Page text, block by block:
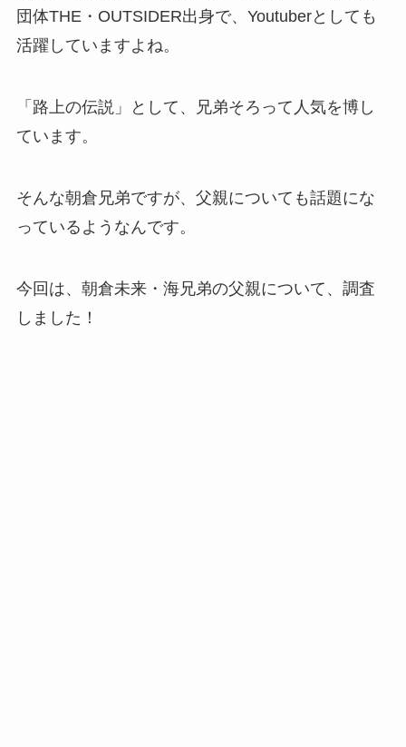
団体THE・OUTSIDER出身で、Youtuberとしても
活躍していますよね。
「路上の伝説」として、兄弟そろって人気を博し
ています。
そんな朝倉兄弟ですが、父親についても話題にな
っているようなんです。
今回は、朝倉未来・海兄弟の父親について、調査
しました！